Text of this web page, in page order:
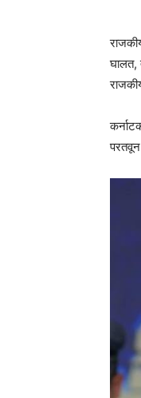
घालत,
परतवून